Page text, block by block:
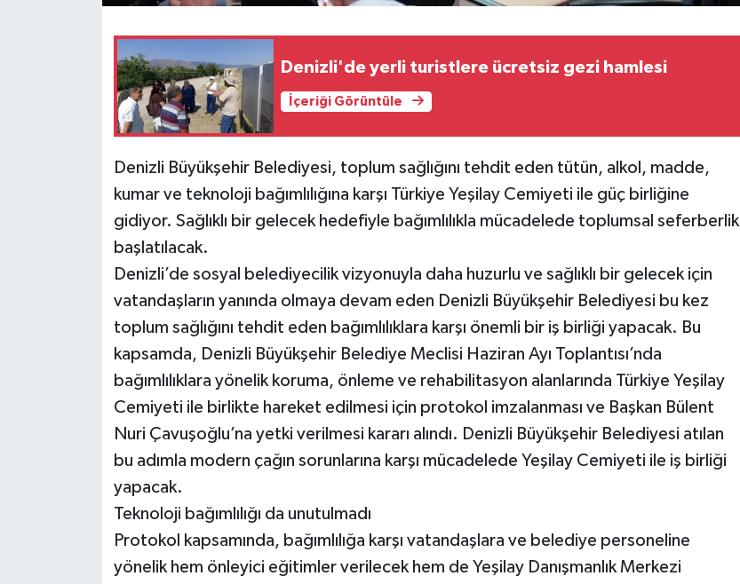
Denizli'de yerli turistlere ücretsiz gezi hamlesi
İçeriği Görüntüle
Denizli Büyükşehir Belediyesi, toplum sağlığını tehdit eden tütün, alkol, madde,
kumar ve teknoloji bağımlılığına karşı Türkiye Yeşilay Cemiyeti ile güç birliğine
gidiyor. Sağlıklı bir gelecek hedefiyle bağımlılıkla mücadelede toplumsal seferberlik
başlatılacak.
Denizli’de sosyal belediyecilik vizyonuyla daha huzurlu ve sağlıklı bir gelecek için
vatandaşların yanında olmaya devam eden Denizli Büyükşehir Belediyesi bu kez
toplum sağlığını tehdit eden bağımlılıklara karşı önemli bir iş birliği yapacak. Bu
kapsamda, Denizli Büyükşehir Belediye Meclisi Haziran Ayı Toplantısı’nda
bağımlılıklara yönelik koruma, önleme ve rehabilitasyon alanlarında Türkiye Yeşilay
Cemiyeti ile birlikte hareket edilmesi için protokol imzalanması ve Başkan Bülent
Nuri Çavuşoğlu’na yetki verilmesi kararı alındı. Denizli Büyükşehir Belediyesi atılan
bu adımla modern çağın sorunlarına karşı mücadelede Yeşilay Cemiyeti ile iş birliği
yapacak.
Teknoloji bağımlılığı da unutulmadı
Protokol kapsamında, bağımlılığa karşı vatandaşlara ve belediye personeline
yönelik hem önleyici eğitimler verilecek hem de Yeşilay Danışmanlık Merkezi